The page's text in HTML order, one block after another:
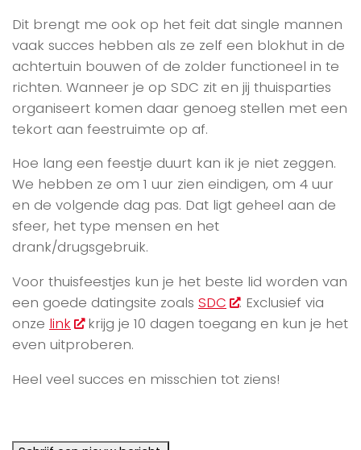
Dit brengt me ook op het feit dat single mannen
vaak succes hebben als ze zelf een blokhut in de
achtertuin bouwen of de zolder functioneel in te
richten. Wanneer je op SDC zit en jij thuisparties
organiseert komen daar genoeg stellen met een
tekort aan feestruimte op af.
Hoe lang een feestje duurt kan ik je niet zeggen.
We hebben ze om 1 uur zien eindigen, om 4 uur
en de volgende dag pas. Dat ligt geheel aan de
sfeer, het type mensen en het
drank/drugsgebruik.
Voor thuisfeestjes kun je het beste lid worden van
een goede datingsite zoals SDC
. Exclusief via
onze link
krijg je 10 dagen toegang en kun je het
even uitproberen.
Heel veel succes en misschien tot ziens!